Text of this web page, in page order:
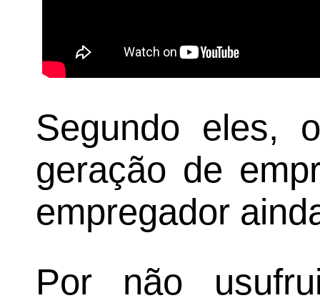
Segundo eles,
geração de
empregador
Por não